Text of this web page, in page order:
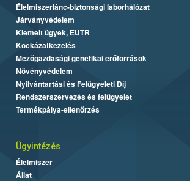
Élelmiszerlánc-biztonsági laborhálózat
Járványvédelem
Kiemelt ügyek, EUTR
Kockázatkezelés
Mezőgazdasági genetikai erőforrások
Növényvédelem
Nyilvántartási és Felügyeleti Díj
Rendszerszervezés és felügyelet
Termékpálya-ellenőrzés
Ügyintézés
Élelmiszer
Állat